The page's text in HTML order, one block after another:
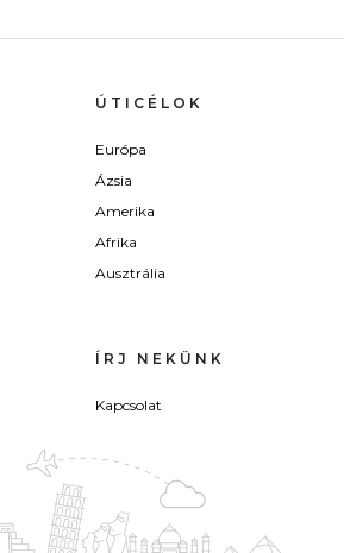
ÚTICÉLOK
Európa
Ázsia
Amerika
Afrika
Ausztrália
ÍRJ NEKÜNK
Kapcsolat